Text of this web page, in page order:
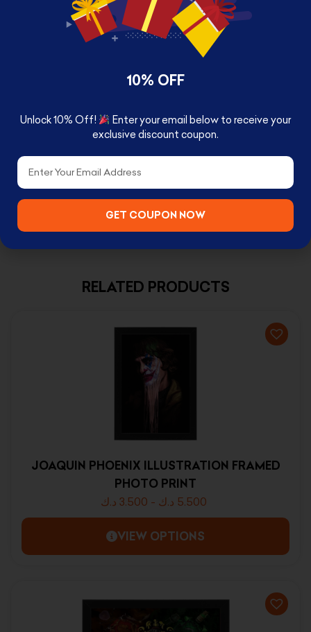
High Resolution Framed Photo Print
Small 24 x 33 cm
Large 33 x 43 cm
RELATED PRODUCTS
JOAQUIN PHOENIX ILLUSTRATION FRAMED
PHOTO PRINT
3.500 د.ك - 5.500 د.ك
VIEW OPTIONS
10% OFF
Unlock 10% Off!
Enter your email below to receive your
exclusive discount coupon.
Email
GET COUPON NOW